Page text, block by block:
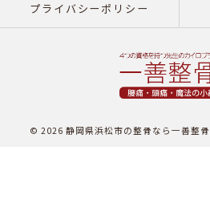
プライバシーポリシー
© 2026 静岡県浜松市の整骨なら一善整骨